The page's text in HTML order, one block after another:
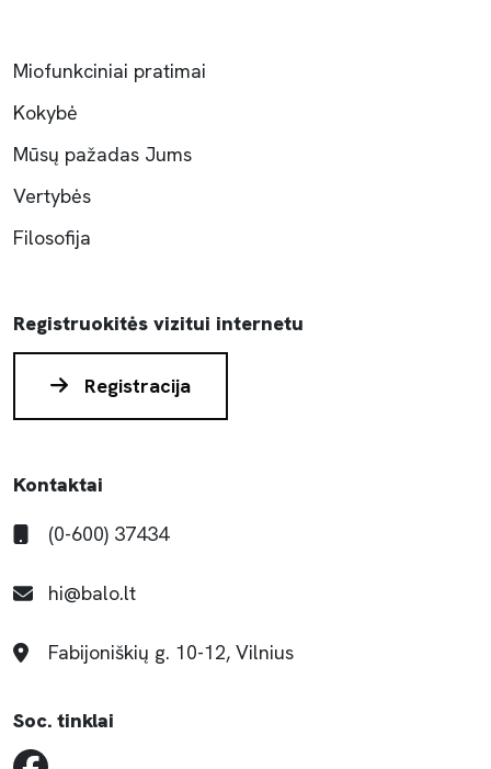
Miofunkciniai pratimai
Kokybė
Mūsų pažadas Jums
Vertybės
Filosofija
Registruokitės vizitui internetu
Registracija
Kontaktai
(0-600) 37434
hi@balo.lt
Fabijoniškių g. 10-12, Vilnius
Soc. tinklai